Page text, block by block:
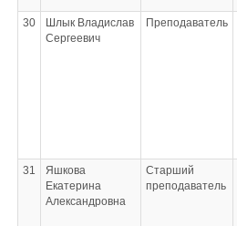
30
Шлык Владислав
Сергеевич
Преподаватель
31
Яшкова
Екатерина
Александровна
Старший
преподаватель